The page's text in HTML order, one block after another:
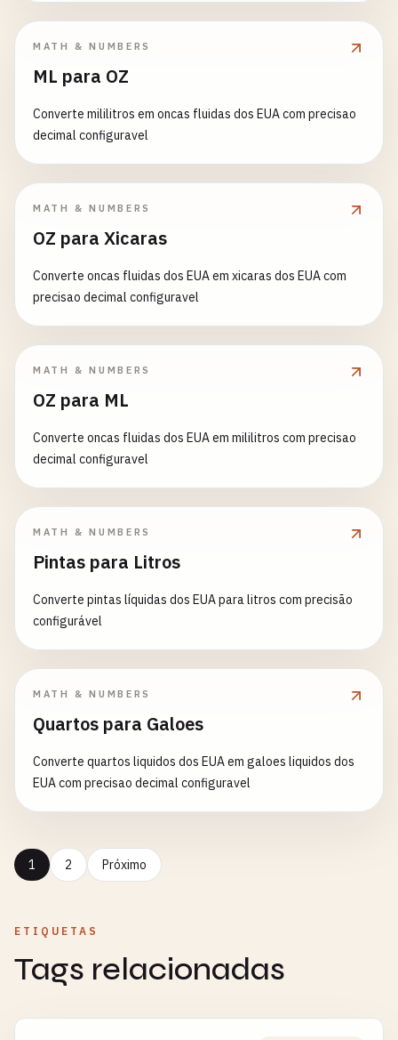
MATH & NUMBERS
ML para OZ
Converte mililitros em oncas fluidas dos EUA com precisao
decimal configuravel
MATH & NUMBERS
OZ para Xicaras
Converte oncas fluidas dos EUA em xicaras dos EUA com
precisao decimal configuravel
MATH & NUMBERS
OZ para ML
Converte oncas fluidas dos EUA em mililitros com precisao
decimal configuravel
MATH & NUMBERS
Pintas para Litros
Converte pintas líquidas dos EUA para litros com precisão
configurável
MATH & NUMBERS
Quartos para Galoes
Converte quartos liquidos dos EUA em galoes liquidos dos
EUA com precisao decimal configuravel
1 2 Próximo
ETIQUETAS
Tags relacionadas